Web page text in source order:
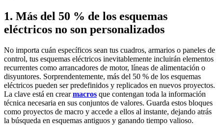
1. Más del 50 % de los esquemas
eléctricos no son personalizados
No importa cuán específicos sean tus cuadros, armarios o paneles de
control, tus esquemas eléctricos inevitablemente incluirán elementos
recurrentes como arrancadores de motor, líneas de alimentación o
disyuntores. Sorprendentemente, más del 50 % de los esquemas
eléctricos pueden ser predefinidos y replicados en nuevos proyectos.
La clave está en crearmacros que contengan toda la información
técnica necesaria en sus conjuntos de valores. Guarda estos bloques
como proyectos de macro y accede a ellos al instante, dejando atrás
la búsqueda en esquemas antiguos y ganando tiempo valioso.